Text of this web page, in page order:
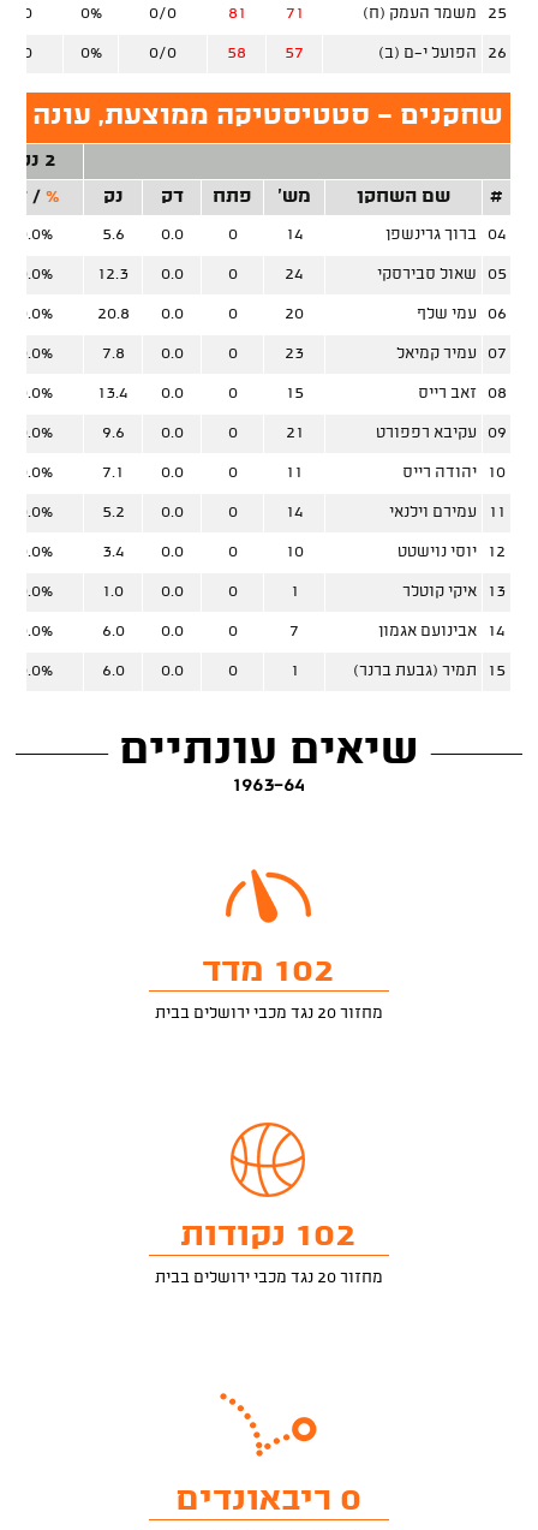
25 משמר העמק (ח) 71
81
0/0
0%
0/0
26 הפועל י-ם (ב) 57
58
0/0
0%
0/0
שחקנים - סטטיסטיקה ממוצעת, עונה
2 נק'
#
שם השחקן מש' פתח דק נק %
/ זר
04 ברוך גרינשפן 14
0
0.0
5.6
0.0%
05 שאול סבירסקי 24
0
0.0
12.3
0.0%
06 עמי שלף 20
0
0.0
20.8
0.0%
07 עמיר קמיאל 23
0
0.0
7.8
0.0%
08 זאב רייס 15
0
0.0
13.4
0.0%
09 עקיבא רפפורט 21
0
0.0
9.6
0.0%
10 יהודה רייס 11
0
0.0
7.1
0.0%
11 עמירם וילנאי 14
0
0.0
5.2
0.0%
12 יוסי נוישטט 10
0
0.0
3.4
0.0%
13 איקי קוטלר 1
0
0.0
1.0
0.0%
14 אבינועם אגמון 7
0
0.0
6.0
0.0%
15 תמיר (גבעת ברנר) 1
0
0.0
6.0
0.0%
שיאים עונתיים
1963-64
102 מדד
מחזור 20 נגד מכבי ירושלים בבית
102 נקודות
מחזור 20 נגד מכבי ירושלים בבית
0 ריבאונדים